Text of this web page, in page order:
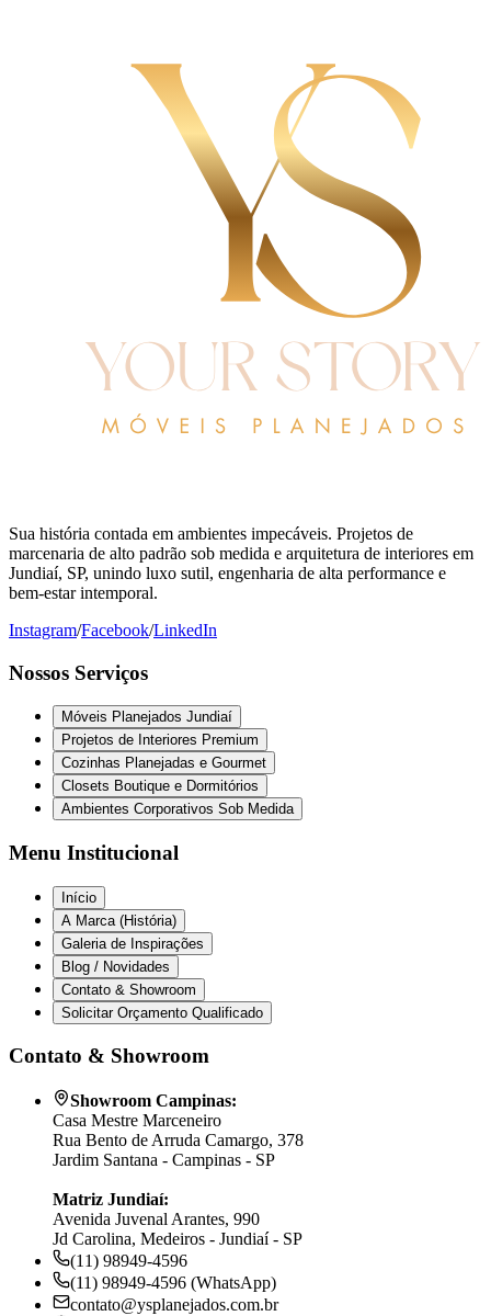
Sua história contada em ambientes impecáveis. Projetos de
marcenaria de alto padrão sob medida e arquitetura de interiores em
Jundiaí, SP, unindo luxo sutil, engenharia de alta performance e
bem-estar intemporal.
Instagram/Facebook/LinkedIn
Nossos Serviços
Móveis Planejados Jundiaí
Projetos de Interiores Premium
Cozinhas Planejadas e Gourmet
Closets Boutique e Dormitórios
Ambientes Corporativos Sob Medida
Menu Institucional
Início
A Marca (História)
Galeria de Inspirações
Blog / Novidades
Contato & Showroom
Solicitar Orçamento Qualificado
Contato & Showroom
Showroom Campinas:
Casa Mestre Marceneiro
Rua Bento de Arruda Camargo, 378
Jardim Santana - Campinas - SP
Matriz Jundiaí:
Avenida Juvenal Arantes, 990
Jd Carolina, Medeiros - Jundiaí - SP
(11) 98949-4596
(11) 98949-4596 (WhatsApp)
contato@ysplanejados.com.br